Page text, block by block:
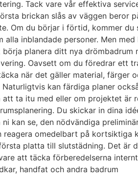
Tack vare vår effektiva
brickan slås av väggen beror
Om du börjar i förtid, kommer
inblandade personer. Men
planera ditt nya drömbadrum
Oavsett om du föredrar ett
när det gäller material, färger
kan färdiga planer
ta itu med eller om projektet är
Du skickar in dina
kan se, den nödvändiga
omedelbart på
platta till slutstädning. Det är
att täcka förberedelserna
handfat och andra badrum